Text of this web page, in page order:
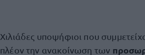
Χιλιάδες υποψήφιοι που
πλέον την ανακοίνωση των